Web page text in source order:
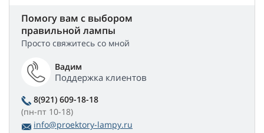
Помогу вам с выбором
правильной лампы
Просто свяжитесь со мной
Вадим
Поддержка клиентов
8(921) 609-18-18
(пн-пт 10-18)
info@proektory-lampy.ru